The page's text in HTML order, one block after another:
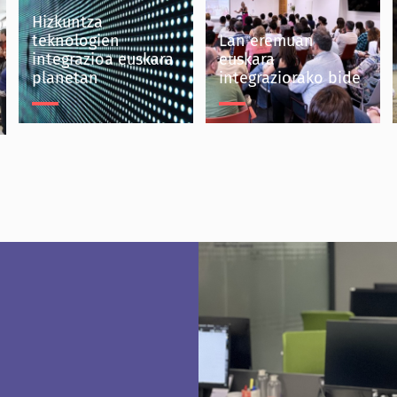
Hizkuntza
teknologien
integrazioa euskara
planetan
Lan eremuan
euskara
integraziorako bide